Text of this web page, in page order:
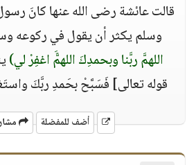
قالت عائشة رضى الله عنها كانَ
وسلم يكثر أن يقول في ركوعه
اللهمَّ ربَّنا وبحمدِكَ اللهمًَّ اغفِرْ لي)
قوله تعالى] فَسَبَّحْ بحَمدِ ربَّكَ
أضف للمفضلة